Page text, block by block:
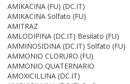
AMIKACINA (FU) (DC.IT)
AMIKACINA Solfato (FU)
AMITRAZ
AMLODIPINA (DC.IT) Besilato (FU)
AMMINOSIDINA (DC.IT) Solfato (FU)
AMMONIO CLORURO (FU)
AMMONIO QUATERNARIO
AMOXICILLINA (DC.IT)